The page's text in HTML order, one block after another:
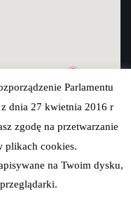
Parlamentu
dnia 27 kwietnia 2016 r
zgodę na przetwarzanie
plikach cookies.
na Twoim dysku,